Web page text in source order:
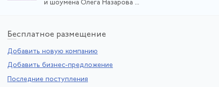
и шоумена Олега Назарова ...
Бесплатное размещение
Добавить новую компанию
Добавить бизнес-предложение
Последние поступления